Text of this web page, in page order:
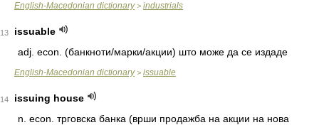
English-Macedonian dictionary> industrials
13
issuable
adj. econ. (банкноти/марки/акции) што може да се издаде
English-Macedonian dictionary> issuable
14
issuing house
n. econ. трговска банка (врши продажба на акции на нова